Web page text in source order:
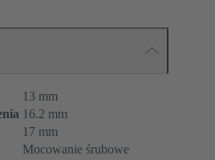
13 mm
16.2 mm
17 mm
Mocowanie śrubowe